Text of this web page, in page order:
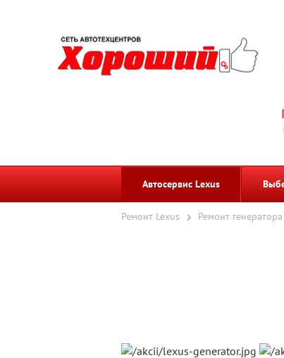
Автосервис Lexus
Ремонт Lexus Ремонт